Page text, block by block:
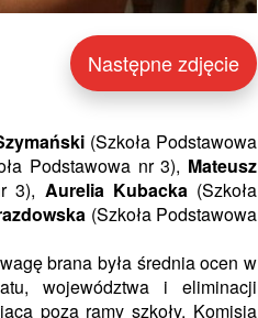
Następne zdjęcie
(Szkoła Podstawowa
Podstawowa nr 3), Mateusz
3), Aurelia Kubacka(Szkoła
(Szkoła Podstawowa
brana była średnia ocen w
województwa i eliminacji
poza ramy szkoły. Komisja